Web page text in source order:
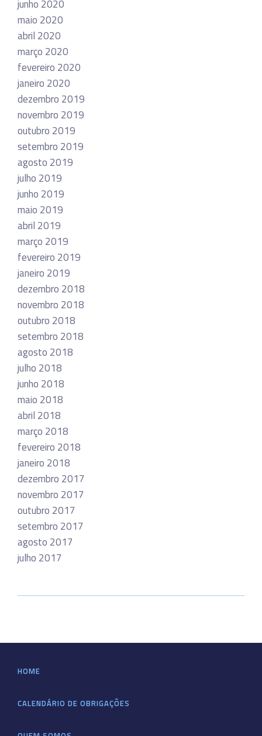
junho 2020
maio 2020
abril 2020
março 2020
fevereiro 2020
janeiro 2020
dezembro 2019
novembro 2019
outubro 2019
setembro 2019
agosto 2019
julho 2019
junho 2019
maio 2019
abril 2019
março 2019
fevereiro 2019
janeiro 2019
dezembro 2018
novembro 2018
outubro 2018
setembro 2018
agosto 2018
julho 2018
junho 2018
maio 2018
abril 2018
março 2018
fevereiro 2018
janeiro 2018
dezembro 2017
novembro 2017
outubro 2017
setembro 2017
agosto 2017
julho 2017
HOME
CALENDÁRIO DE OBRIGAÇÕES